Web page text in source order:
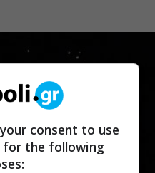
consent to use
for the following